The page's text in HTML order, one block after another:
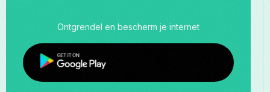
Ontgrendel en bescherm je internet